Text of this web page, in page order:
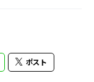
ポスト